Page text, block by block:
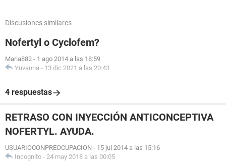
Discusiones similares
Nofertyl o Cyclofem?
Maria882 - 1 ago 2014 a las 18:59
Yuvanna - 13 dic 2021 a las 20:43
4 respuestas
RETRASO CON INYECCIÓN ANTICONCEPTIVA
NOFERTYL. AYUDA.
USUARIOCONPREOCUPACION - 15 jul 2014 a las 15:16
Incognito - 24 may 2018 a las 00:05